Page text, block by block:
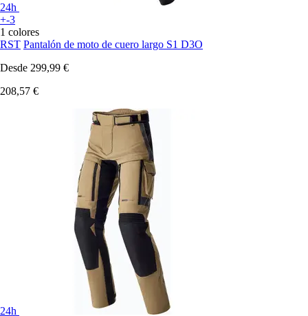
24h
+-3
1 colores
RST Pantalón de moto de cuero largo S1 D3O
Desde 299,99 €
208,57 €
24h